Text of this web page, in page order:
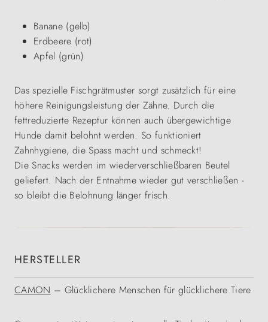
Banane (gelb)
Erdbeere (rot)
Apfel (grün)
Das spezielle Fischgrätmuster sorgt zusätzlich für eine
höhere Reinigungsleistung der Zähne. Durch die
fettreduzierte Rezeptur können auch übergewichtige
Hunde damit belohnt werden. So funktioniert
Zahnhygiene, die Spass macht und schmeckt!
Die Snacks werden im wiederverschließbaren Beutel
geliefert. Nach der Entnahme wieder gut verschließen -
so bleibt die Belohnung länger frisch.
HERSTELLER
CAMON – Glücklichere Menschen für glücklichere Tiere